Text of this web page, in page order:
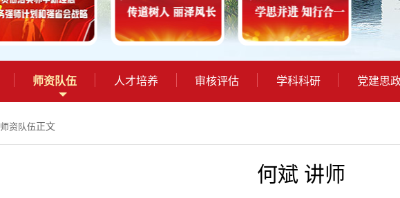
师资队伍 人才培养 审核评估 学科科研 党建思
师资队伍正文
何斌 讲师